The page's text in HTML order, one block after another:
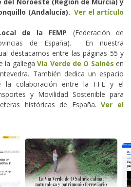
del Noroeste (Región de Murcia) y
(Andalucía). Ver el artículo
de la FEMP (Federación de
de España). En nuestra
destacamos entre las páginas 55 y
la gallegaVía Verde de O Salnés en
También dedica un espacio
la colaboración entre la FFE y el
y Movilidad Sostenible para
históricas de España.Ver el